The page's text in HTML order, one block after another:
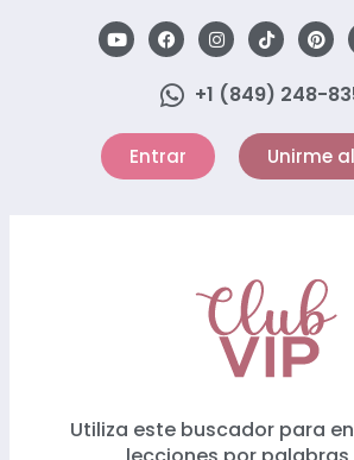
+1 (849) 248-
Entrar Unirme
Utiliza este buscador para